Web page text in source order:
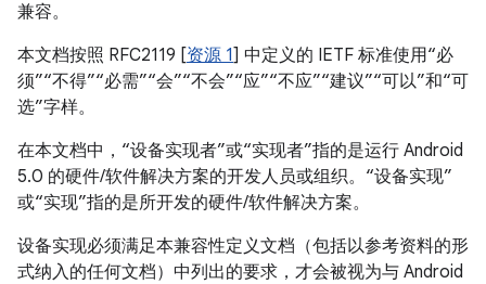
兼容。
本文档按照 RFC2119 [资源 1] 中定义的 IETF 标准使用“必
须”“不得”“必需”“会”“不会”“应”“不应”“建议”“可以”和“可
选”字样。
在本文档中，“设备实现者”或“实现者”指的是运行 Android
5.0 的硬件/软件解决方案的开发人员或组织。“设备实现”
或“实现”指的是所开发的硬件/软件解决方案。
设备实现必须满足本兼容性定义文档（包括以参考资料的形
式纳入的任何文档）中列出的要求，才会被视为与 Android